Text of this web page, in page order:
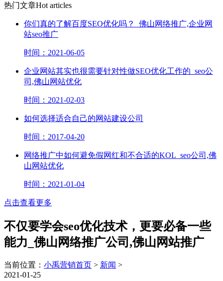
热门文章Hot articles
你们真的了解百度SEO优化吗？_佛山网络推广,企业网
站seo推广
时间：2021-06-05
企业网站其实也很需要针对性做SEO优化工作的_seo公
司,佛山网站优化
时间：2021-02-03
如何选择适合自己的网站建设公司
时间：2017-04-20
网络推广​中如何避免假网红和不合适的KOL_seo公司,佛
山网站优化
时间：2021-01-04
点击查看更多
不仅要学会seo优化技术，更要必备一些
能力_佛山网络推广公司,佛山网站推广
当前位置： 小禹营销首页 > 新闻 >
2021-01-25